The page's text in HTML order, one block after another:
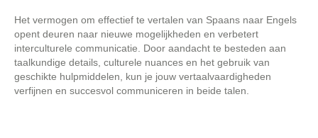
Het vermogen om effectief te vertalen van Spaans naar Engels
opent deuren naar nieuwe mogelijkheden en verbetert
interculturele communicatie. Door aandacht te besteden aan
taalkundige details, culturele nuances en het gebruik van
geschikte hulpmiddelen, kun je jouw vertaalvaardigheden
verfijnen en succesvol communiceren in beide talen.